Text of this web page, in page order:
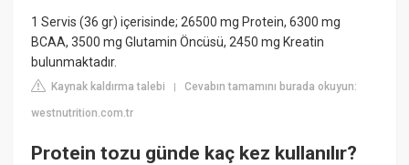
1 Servis (36 gr) içerisinde; 26500 mg Protein, 6300 mg
BCAA, 3500 mg Glutamin Öncüsü, 2450 mg Kreatin
bulunmaktadır.
Kaynak kaldırma talebi |Cevabın tamamını burada okuyun:
westnutrition.com.tr
Protein tozu günde kaç kez kullanılır?